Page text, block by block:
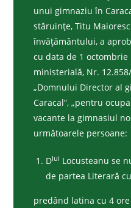
unui gimnaziu în
stăruinţe, Titu
învăţământului, a
cu data de 1 octombrie
ministerială, Nr.
„Domnului Director al
Caracal”, „pentru
vacante la gimnasiul
următoarele persoane:
Dlui Locusteanu se
de partea Literară
predând latina cu 4